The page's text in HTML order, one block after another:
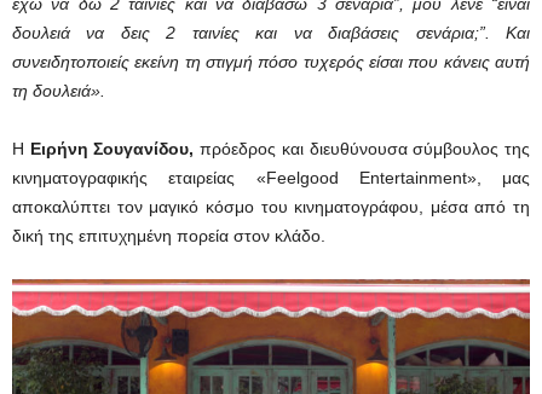
δουλειά να δεις 2 ταινίες και να διαβάσεις σενάρια;”. Και
συνειδητοποιείς εκείνη τη στιγμή πόσο τυχερός είσαι που κάνεις αυτή
τη δουλειά».
Η Ειρήνη Σουγανίδου, πρόεδρος και διευθύνουσα σύμβουλος της
κινηματογραφικής εταιρείας «Feelgood Entertainment», μας
αποκαλύπτει τον μαγικό κόσμο του κινηματογράφου, μέσα από τη
δική της επιτυχημένη πορεία στον κλάδο.